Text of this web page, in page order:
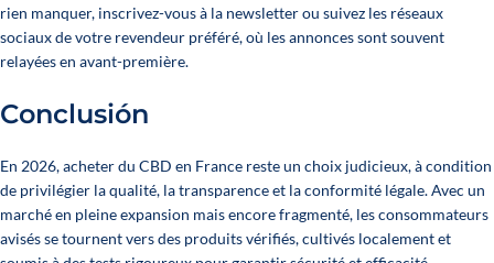
rien manquer, inscrivez-vous à la newsletter ou suivez les réseaux
sociaux de votre revendeur préféré, où les annonces sont souvent
relayées en avant-première.
Conclusión
En 2026, acheter du CBD en France reste un choix judicieux, à condition
de privilégier la qualité, la transparence et la conformité légale. Avec un
marché en pleine expansion mais encore fragmenté, les consommateurs
avisés se tournent vers des produits vérifiés, cultivés localement et